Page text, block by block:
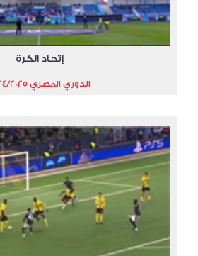
إتحاد الكرة
الدوري المصري 2024/2025